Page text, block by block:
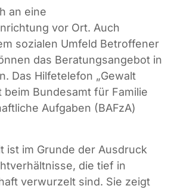
an eine
vor Ort. Auch
sozialen Umfeld Betroffener
das Beratungsangebot in
Das Hilfetelefon „Gewalt
beim Bundesamt für Familie
Aufgaben (BAFzA)
ist im Grunde der Ausdruck
die tief in
verwurzelt sind. Sie zeigt